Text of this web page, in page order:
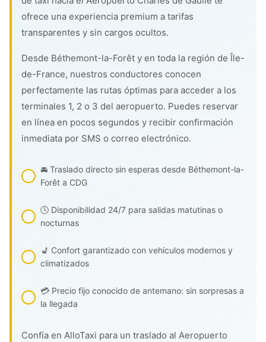
ofrece una experiencia premium a tarifas
transparentes y sin cargos ocultos.
Desde Béthemont-la-Forêt y en toda la región de Île-
de-France, nuestros conductores conocen
perfectamente las rutas óptimas para acceder a los
terminales 1, 2 o 3 del aeropuerto. Puedes reservar
en línea en pocos segundos y recibir confirmación
inmediata por SMS o correo electrónico.
🚘 Traslado directo sin esperas desde Béthemont-la-
Forêt a CDG
🕓 Disponibilidad 24/7 para salidas matutinas o
nocturnas
💺 Confort garantizado con vehículos modernos y
climatizados
💳 Precio fijo conocido de antemano: sin sorpresas a
la llegada
Confía en AlloTaxi para un traslado al Aeropuerto